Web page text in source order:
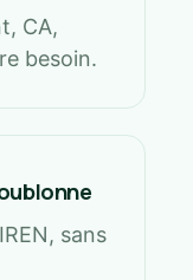
CA,
besoin.
sans